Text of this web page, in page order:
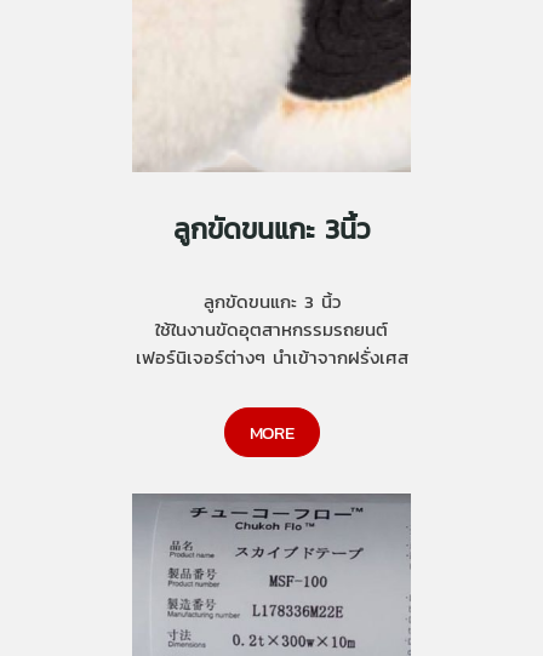
ลูกขัดขนแกะ 3นิ้ว
ลูกขัดขนแกะ 3 นิ้ว
ใช้ในงานขัดอุตสาหกรรมรถยนต์
เฟอร์นิเจอร์ต่างๆ นำเข้าจากฝรั่งเศส
MORE